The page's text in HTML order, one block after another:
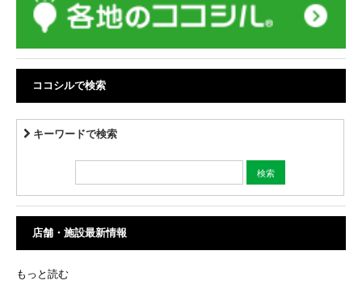
ココシルで検索
キーワードで検索
店舗・施設最新情報
もっと読む